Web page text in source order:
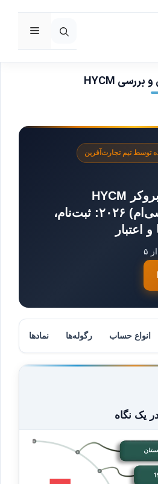
فهرست
توسط تیم تجارت‌آفرین
بررسی بروکر HYCM
(اچ‌وای‌سی‌ام) ۲۰۲۶: ثبت‌نام،
اعتبار
انواع حساب رگوله‌ها نمادها